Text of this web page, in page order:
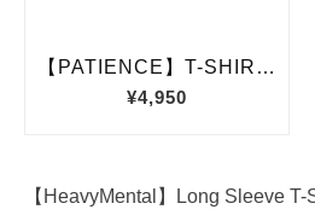
【HeavyMental】Long Sleeve